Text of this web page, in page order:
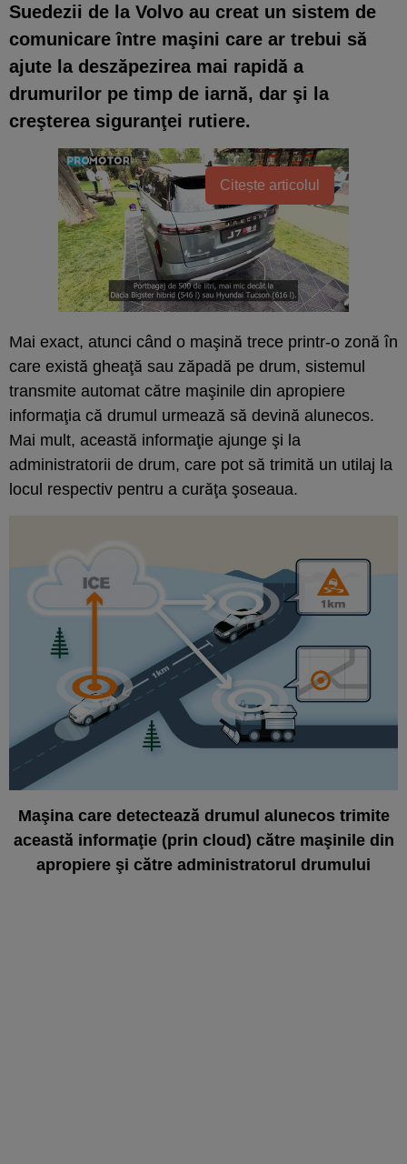
Suedezii de la Volvo au creat un sistem de
comunicare între maşini care ar trebui să
ajute la deszăpezirea mai rapidă a
drumurilor pe timp de iarnă, dar şi la
creşterea siguranţei rutiere.
Citește articolul
Mai exact, atunci când o maşină trece printr-o zonă în
care există gheaţă sau zăpadă pe drum, sistemul
transmite automat către maşinile din apropiere
informaţia că drumul urmează să devină alunecos.
Mai mult, această informaţie ajunge şi la
administratorii de drum, care pot să trimită un utilaj la
locul respectiv pentru a curăţa şoseaua.
Maşina care detectează drumul alunecos trimite
această informaţie (prin cloud) către maşinile din
apropiere şi către administratorul drumului